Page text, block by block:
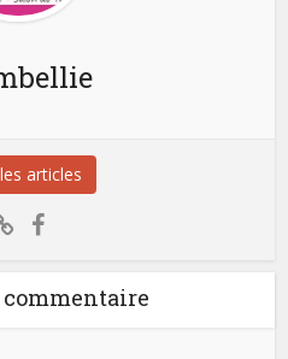
articles